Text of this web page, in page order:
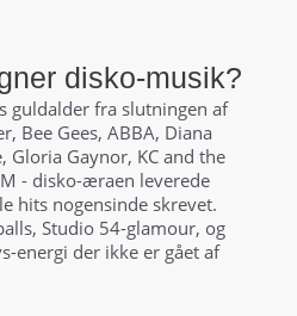
disko-musik?
guldalder fra slutningen af
Bee Gees, ABBA, Diana
Gloria Gaynor, KC and the
- disko-æraen leverede
hits nogensinde skrevet.
Studio 54-glamour, og
energi der ikke er gået af